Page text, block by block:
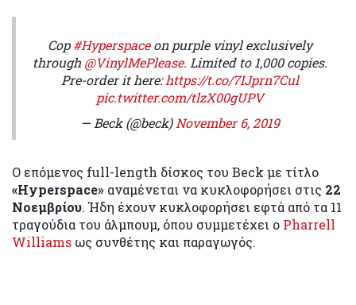
Cop#Hyperspaceon purple vinyl exclusively
through @VinylMePlease. Limited to 1,000 copies.
Pre-order it here:https://t.co/7IJprn7Cul
pic.twitter.com/tlzX00gUPV
— Beck (@beck)November 6, 2019
Ο επόμενος full-length δίσκος του Beck με τίτλο
«Hyperspace» αναμένεται να κυκλοφορήσει στις 22
Νοεμβρίου. Ήδη έχουν κυκλοφορήσει εφτά από τα 11
τραγούδια του άλμπουμ, όπου συμμετέχει ο Pharrell
Williams ως συνθέτης και παραγωγός.